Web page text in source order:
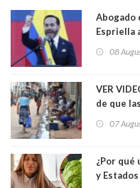
Abogado
Espriella
08
VER
de que
07
¿Por qué
y